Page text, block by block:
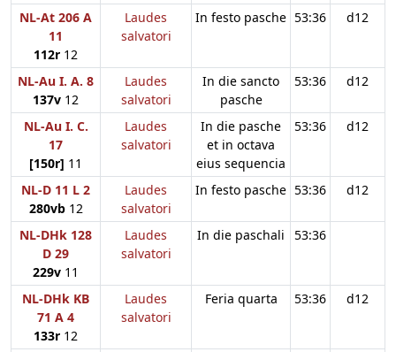
NL-At 206 A
11
112r 12
Laudes
salvatori
In festo pasche 53:36 d12
NL-Au I. A. 8
137v 12
Laudes
salvatori
In die sancto
pasche
53:36 d12
NL-Au I. C.
17
[150r] 11
Laudes
salvatori
In die pasche
et in octava
eius sequencia
53:36 d12
NL-D 11 L 2
280vb12
Laudes
salvatori
In festo pasche 53:36 d12
NL-DHk 128
D 29
229v 11
Laudes
salvatori
In die paschali 53:36
NL-DHk KB
71 A 4
133r 12
Laudes
salvatori
Feria quarta 53:36 d12